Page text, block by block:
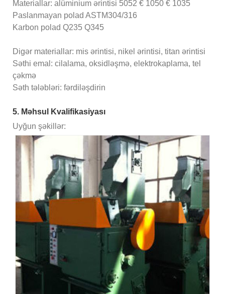
Materiallar: alüminium ərintisi 5052 € 1050 € 1035
Paslanmayan polad ASTM304/316
Karbon polad Q235 Q345
Digər materiallar: mis ərintisi, nikel ərintisi, titan ərintisi
Səthi emal: cilalama, oksidləşmə, elektrokaplama, tel
çəkmə
Səth tələbləri: fərdiləşdirin
5. Məhsul Kvalifikasiyası
Uyğun şəkillər: